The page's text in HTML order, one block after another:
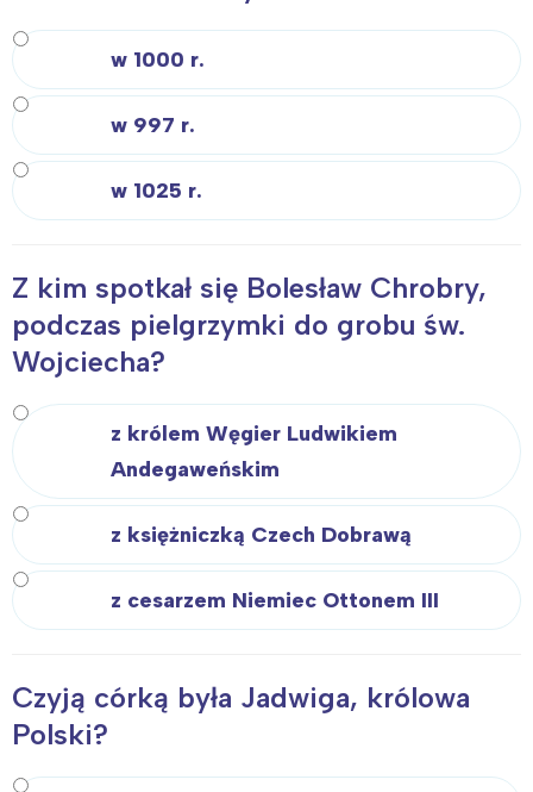
w 1000 r.
w 997 r.
w 1025 r.
Z kim spotkał się Bolesław Chrobry,
podczas pielgrzymki do grobu św.
Wojciecha?
z królem Węgier Ludwikiem
Andegaweńskim
z księżniczką Czech Dobrawą
z cesarzem Niemiec Ottonem III
Czyją córką była Jadwiga, królowa
Polski?